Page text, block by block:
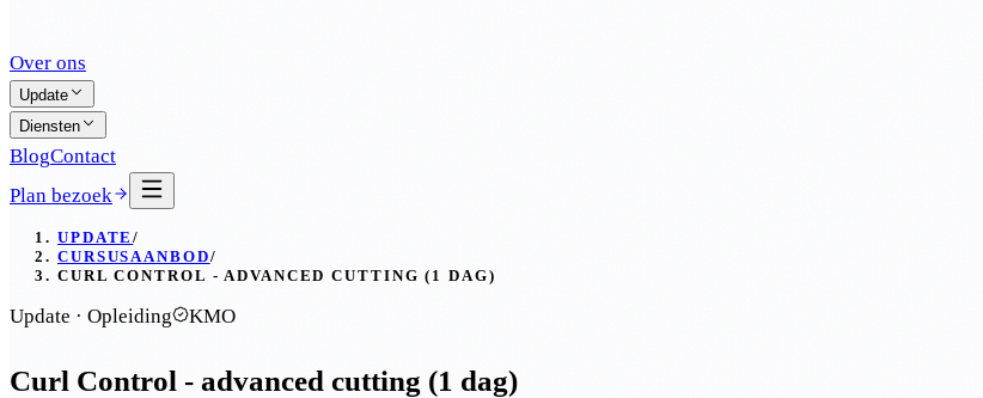
Over ons
Update
Diensten
BlogContact
Plan bezoek
UPDATE/
CURSUSAANBOD/
CURL CONTROL - ADVANCED CUTTING (1 DAG)
Update · Opleiding KMO
Curl Control - advanced cutting (1 dag)